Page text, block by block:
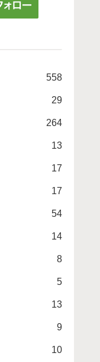
558
29
264
13
17
17
54
14
8
5
13
9
10